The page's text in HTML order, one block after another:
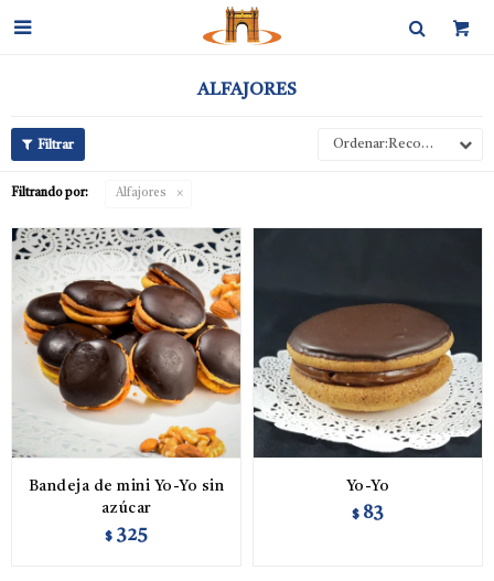

ALFAJORES
Recomendados
Filtrando por: Alfajores
Bandeja de mini Yo-Yo sin
azúcar
$ 325
Yo-Yo
$ 83